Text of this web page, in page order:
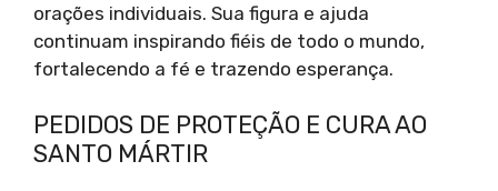
orações individuais. Sua figura e ajuda
continuam inspirando fiéis de todo o mundo,
fortalecendo a fé e trazendo esperança.
PEDIDOS DE PROTEÇÃO E CURA AO
SANTO MÁRTIR